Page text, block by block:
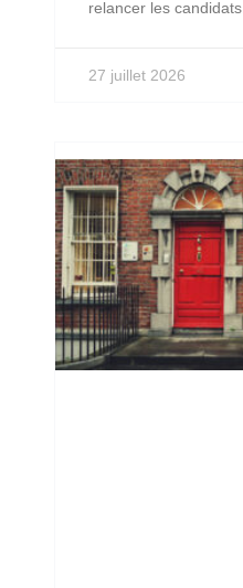
relancer les candidats.
27 juillet 2026